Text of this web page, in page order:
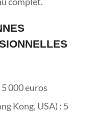
000 euros
Kong, USA) : 5